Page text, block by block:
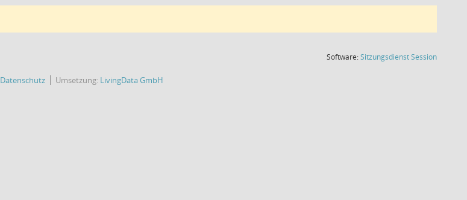
Software:SitzungsdienstSession(Wird in
Datenschutz Umsetzung: LivingData GmbH